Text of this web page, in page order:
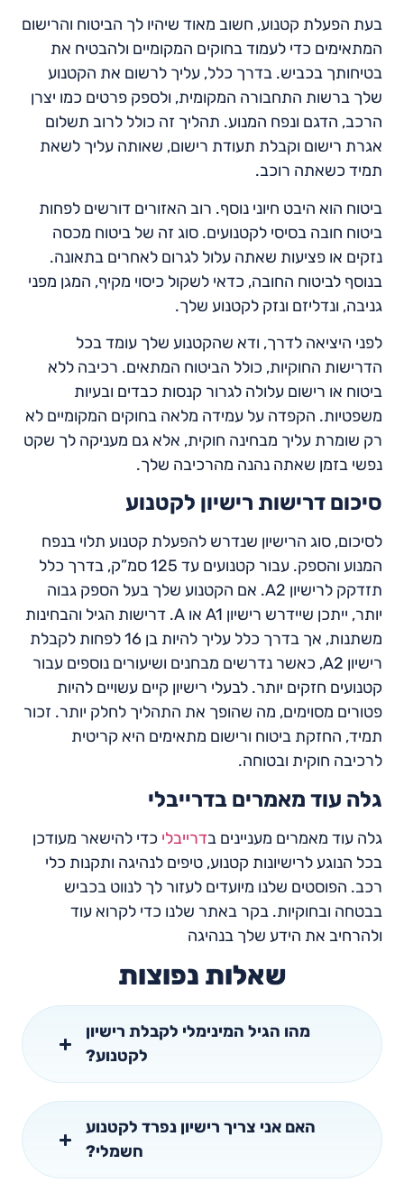
בעת הפעלת קטנוע, חשוב מאוד שיהיו לך הביטוח והרישום
המתאימים כדי לעמוד בחוקים המקומיים ולהבטיח את
בטיחותך בכביש. בדרך כלל, עליך לרשום את הקטנוע
שלך ברשות התחבורה המקומית, ולספק פרטים כמו יצרן
הרכב, הדגם ונפח המנוע. תהליך זה כולל לרוב תשלום
אגרת רישום וקבלת תעודת רישום, שאותה עליך לשאת
תמיד כשאתה רוכב.
ביטוח הוא היבט חיוני נוסף. רוב האזורים דורשים לפחות
ביטוח חובה בסיסי לקטנועים. סוג זה של ביטוח מכסה
נזקים או פציעות שאתה עלול לגרום לאחרים בתאונה.
בנוסף לביטוח החובה, כדאי לשקול כיסוי מקיף, המגן מפני
גניבה, ונדליזם ונזק לקטנוע שלך.
לפני היציאה לדרך, ודא שהקטנוע שלך עומד בכל
הדרישות החוקיות, כולל הביטוח המתאים. רכיבה ללא
ביטוח או רישום עלולה לגרור קנסות כבדים ובעיות
משפטיות. הקפדה על עמידה מלאה בחוקים המקומיים לא
רק שומרת עליך מבחינה חוקית, אלא גם מעניקה לך שקט
נפשי בזמן שאתה נהנה מהרכיבה שלך.
סיכום דרישות רישיון לקטנוע
לסיכום, סוג הרישיון שנדרש להפעלת קטנוע תלוי בנפח
המנוע והספק. עבור קטנועים עד 125 סמ”ק, בדרך כלל
תזדקק לרישיון A2. אם הקטנוע שלך בעל הספק גבוה
יותר, ייתכן שיידרש רישיון A1 או A. דרישות הגיל והבחינות
משתנות, אך בדרך כלל עליך להיות בן 16 לפחות לקבלת
רישיון A2, כאשר נדרשים מבחנים ושיעורים נוספים עבור
קטנועים חזקים יותר. לבעלי רישיון קיים עשויים להיות
פטורים מסוימים, מה שהופך את התהליך לחלק יותר. זכור
תמיד, החזקת ביטוח ורישום מתאימים היא קריטית
לרכיבה חוקית ובטוחה.
גלה עוד מאמרים בדרייבלי
גלה עוד מאמרים מעניינים בדרייבלי כדי להישאר מעודכן
בכל הנוגע לרישיונות קטנוע, טיפים לנהיגה ותקנות כלי
רכב. הפוסטים שלנו מיועדים לעזור לך לנווט בכביש
בבטחה ובחוקיות. בקר באתר שלנו כדי לקרוא עוד
ולהרחיב את הידע שלך בנהיגה
שאלות נפוצות
מהו הגיל המינימלי לקבלת רישיון
לקטנוע?
האם אני צריך רישיון נפרד לקטנוע
חשמלי?